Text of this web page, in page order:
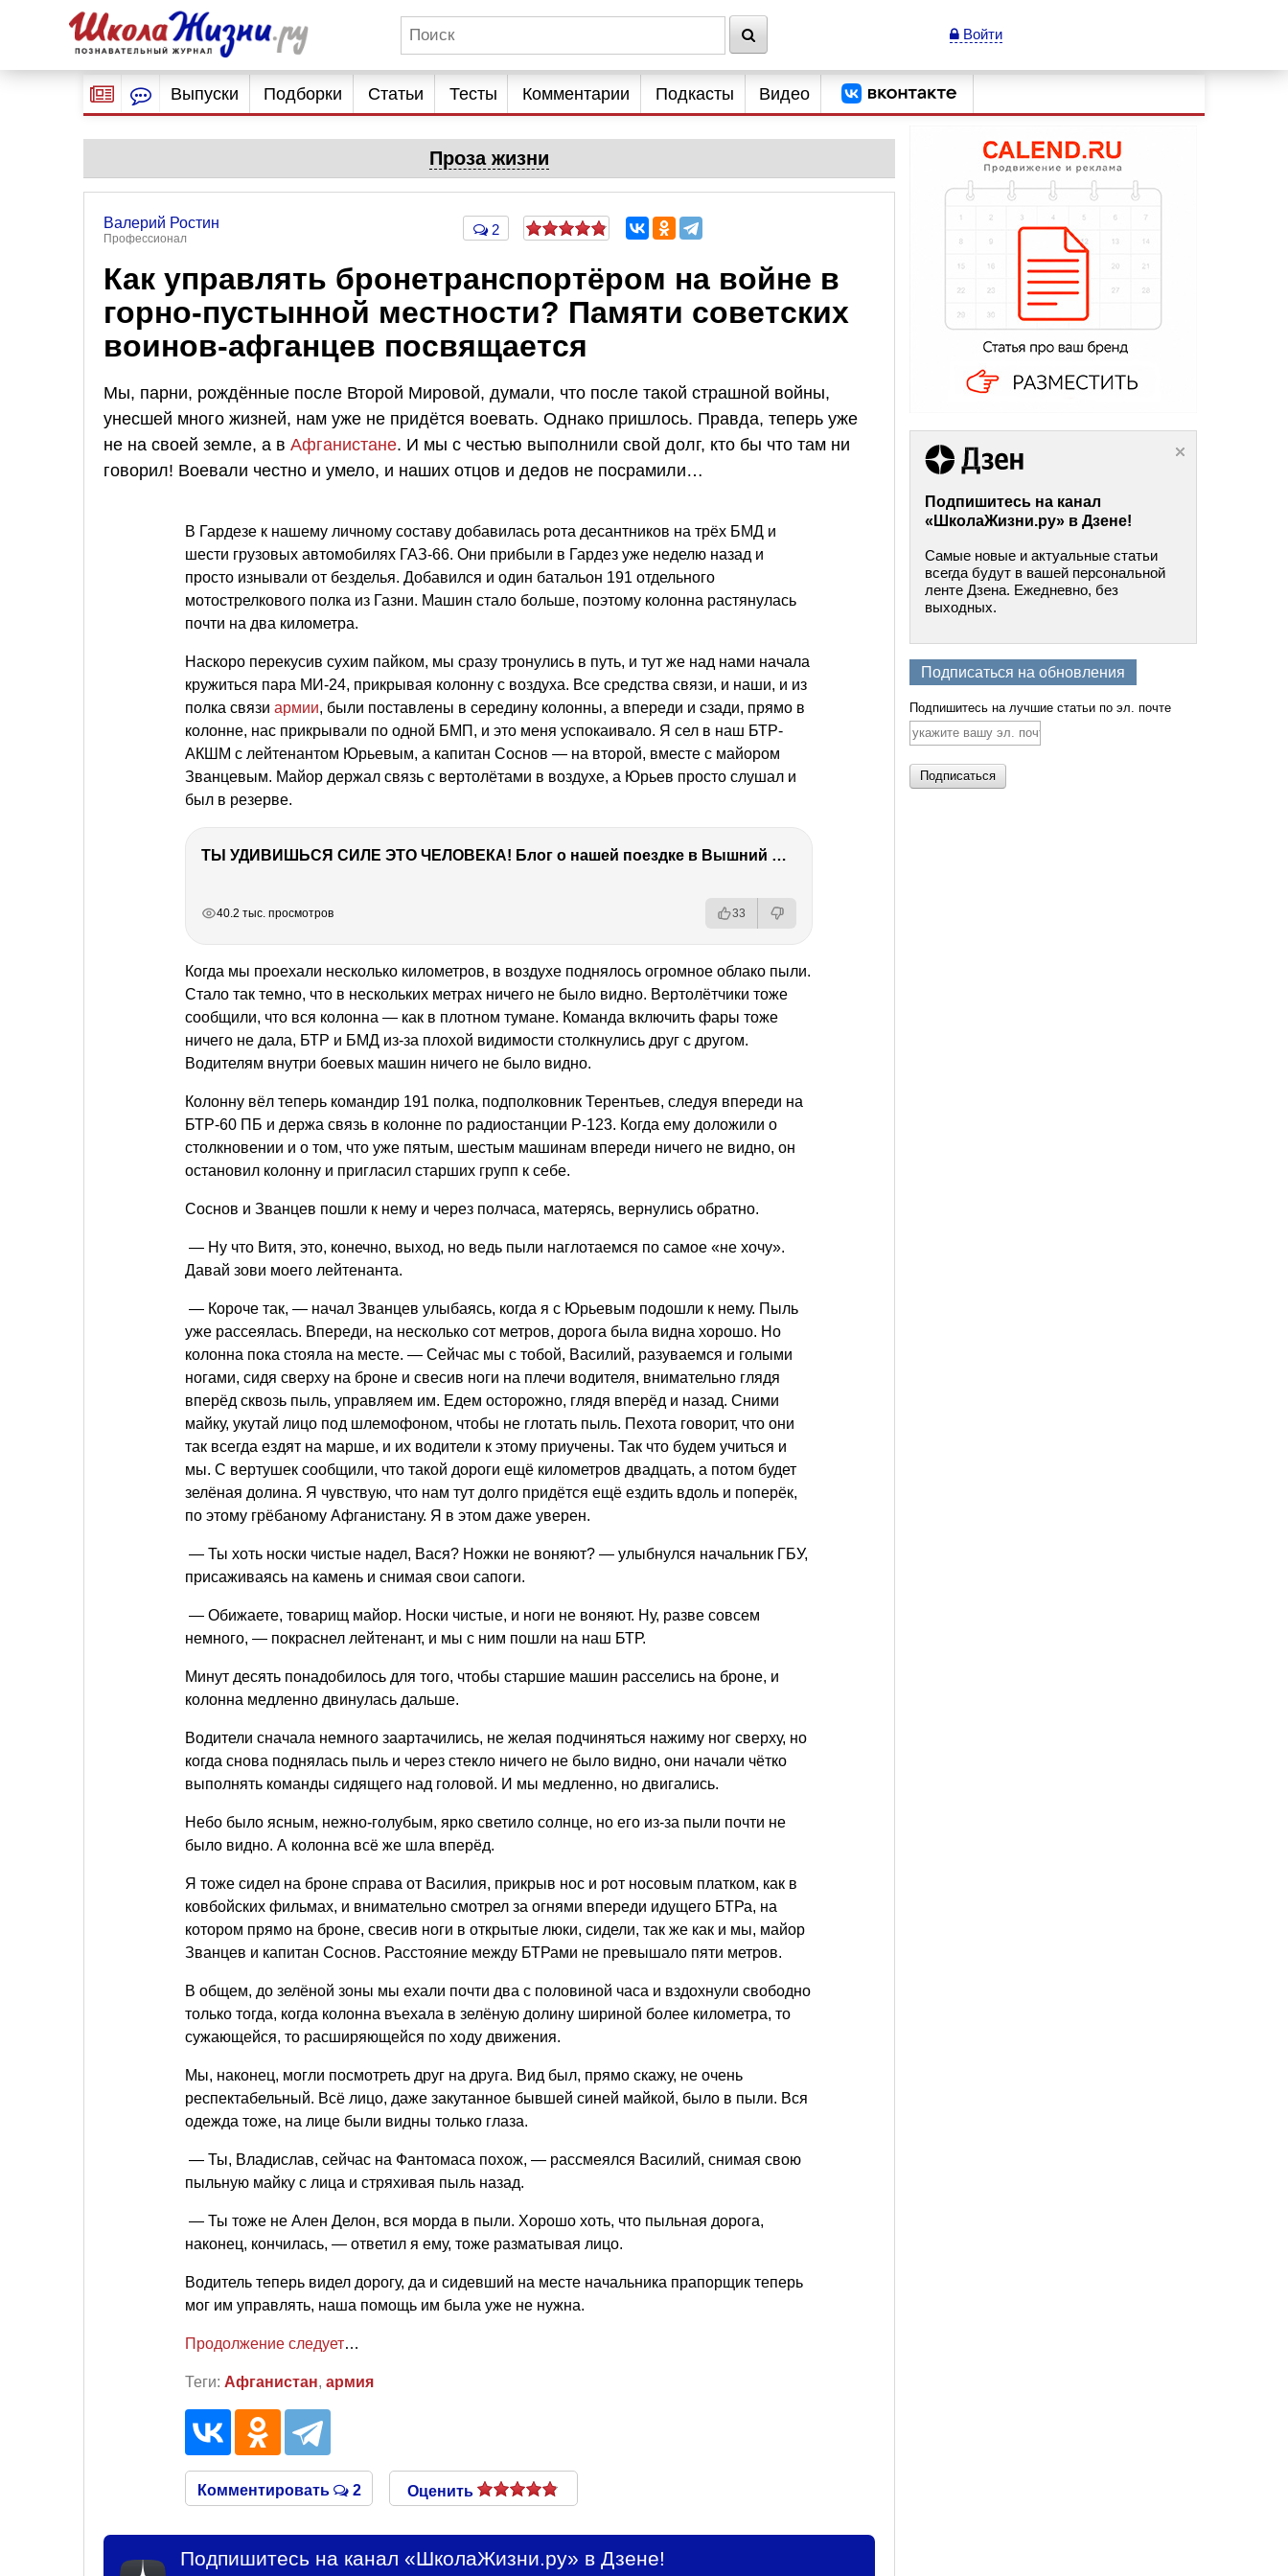
Войти
Выпуски Подборки Статьи Тесты Комментарии Подкасты Видео
Проза жизни
Валерий Ростин
Профессионал
2
Как управлять бронетранспортёром на войне в
горно-пустынной местности? Памяти советских
воинов-афганцев посвящается
Мы, парни, рождённые после Второй Мировой, думали, что после такой страшной войны,
унесшей много жизней, нам уже не придётся воевать. Однако пришлось. Правда, теперь уже
не на своей земле, а в Афганистане. И мы с честью выполнили свой долг, кто бы что там ни
говорил! Воевали честно и умело, и наших отцов и дедов не посрамили…
В Гардезе к нашему личному составу добавилась рота десантников на трёх БМД и
шести грузовых автомобилях ГАЗ-66. Они прибыли в Гардез уже неделю назад и
просто изнывали от безделья. Добавился и один батальон 191 отдельного
мотострелкового полка из Газни. Машин стало больше, поэтому колонна растянулась
почти на два километра.
Наскоро перекусив сухим пайком, мы сразу тронулись в путь, и тут же над нами начала
кружиться пара МИ-24, прикрывая колонну с воздуха. Все средства связи, и наши, и из
полка связи армии, были поставлены в середину колонны, а впереди и сзади, прямо в
колонне, нас прикрывали по одной БМП, и это меня успокаивало. Я сел в наш БТР-
АКШМ с лейтенантом Юрьевым, а капитан Соснов — на второй, вместе с майором
Званцевым. Майор держал связь с вертолётами в воздухе, а Юрьев просто слушал и
был в резерве.
ТЫ УДИВИШЬСЯ СИЛЕ ЭТО ЧЕЛОВЕКА! Блог о нашей поездке в Вышний Волочек
40.2 тыс. просмотров 33
Когда мы проехали несколько километров, в воздухе поднялось огромное облако пыли.
Стало так темно, что в нескольких метрах ничего не было видно. Вертолётчики тоже
сообщили, что вся колонна — как в плотном тумане. Команда включить фары тоже
ничего не дала, БТР и БМД из-за плохой видимости столкнулись друг с другом.
Водителям внутри боевых машин ничего не было видно.
Колонну вёл теперь командир 191 полка, подполковник Терентьев, следуя впереди на
БТР-60 ПБ и держа связь в колонне по радиостанции Р-123. Когда ему доложили о
столкновении и о том, что уже пятым, шестым машинам впереди ничего не видно, он
остановил колонну и пригласил старших групп к себе.
Соснов и Званцев пошли к нему и через полчаса, матерясь, вернулись обратно.
— Ну что Витя, это, конечно, выход, но ведь пыли наглотаемся по самое «не хочу».
Давай зови моего лейтенанта.
— Короче так, — начал Званцев улыбаясь, когда я с Юрьевым подошли к нему. Пыль
уже рассеялась. Впереди, на несколько сот метров, дорога была видна хорошо. Но
колонна пока стояла на месте. — Сейчас мы с тобой, Василий, разуваемся и голыми
ногами, сидя сверху на броне и свесив ноги на плечи водителя, внимательно глядя
вперёд сквозь пыль, управляем им. Едем осторожно, глядя вперёд и назад. Сними
майку, укутай лицо под шлемофоном, чтобы не глотать пыль. Пехота говорит, что они
так всегда ездят на марше, и их водители к этому приучены. Так что будем учиться и
мы. С вертушек сообщили, что такой дороги ещё километров двадцать, а потом будет
зелёная долина. Я чувствую, что нам тут долго придётся ещё ездить вдоль и поперёк,
по этому грёбаному Афганистану. Я в этом даже уверен.
— Ты хоть носки чистые надел, Вася? Ножки не воняют? — улыбнулся начальник ГБУ,
присаживаясь на камень и снимая свои сапоги.
— Обижаете, товарищ майор. Носки чистые, и ноги не воняют. Ну, разве совсем
немного, — покраснел лейтенант, и мы с ним пошли на наш БТР.
Минут десять понадобилось для того, чтобы старшие машин расселись на броне, и
колонна медленно двинулась дальше.
Водители сначала немного заартачились, не желая подчиняться нажиму ног сверху, но
когда снова поднялась пыль и через стекло ничего не было видно, они начали чётко
выполнять команды сидящего над головой. И мы медленно, но двигались.
Небо было ясным, нежно-голубым, ярко светило солнце, но его из-за пыли почти не
было видно. А колонна всё же шла вперёд.
Я тоже сидел на броне справа от Василия, прикрыв нос и рот носовым платком, как в
ковбойских фильмах, и внимательно смотрел за огнями впереди идущего БТРа, на
котором прямо на броне, свесив ноги в открытые люки, сидели, так же как и мы, майор
Званцев и капитан Соснов. Расстояние между БТРами не превышало пяти метров.
В общем, до зелёной зоны мы ехали почти два с половиной часа и вздохнули свободно
только тогда, когда колонна въехала в зелёную долину шириной более километра, то
сужающейся, то расширяющейся по ходу движения.
Мы, наконец, могли посмотреть друг на друга. Вид был, прямо скажу, не очень
респектабельный. Всё лицо, даже закутанное бывшей синей майкой, было в пыли. Вся
одежда тоже, на лице были видны только глаза.
— Ты, Владислав, сейчас на Фантомаса похож, — рассмеялся Василий, снимая свою
пыльную майку с лица и стряхивая пыль назад.
— Ты тоже не Ален Делон, вся морда в пыли. Хорошо хоть, что пыльная дорога,
наконец, кончилась, — ответил я ему, тоже разматывая лицо.
Водитель теперь видел дорогу, да и сидевший на месте начальника прапорщик теперь
мог им управлять, наша помощь им была уже не нужна.
Продолжение следует…
Теги: Афганистан, армия
Комментировать 2 Оценить
Подпишитесь на канал «ШколаЖизни.ру» в Дзене!
Подпишитесь на канал
«ШколаЖизни.ру» в Дзене!
Самые новые и актуальные статьи
всегда будут в вашей персональной
ленте Дзена. Ежедневно, без
выходных.
Подписаться на обновления
Подпишитесь на лучшие статьи по эл. почте